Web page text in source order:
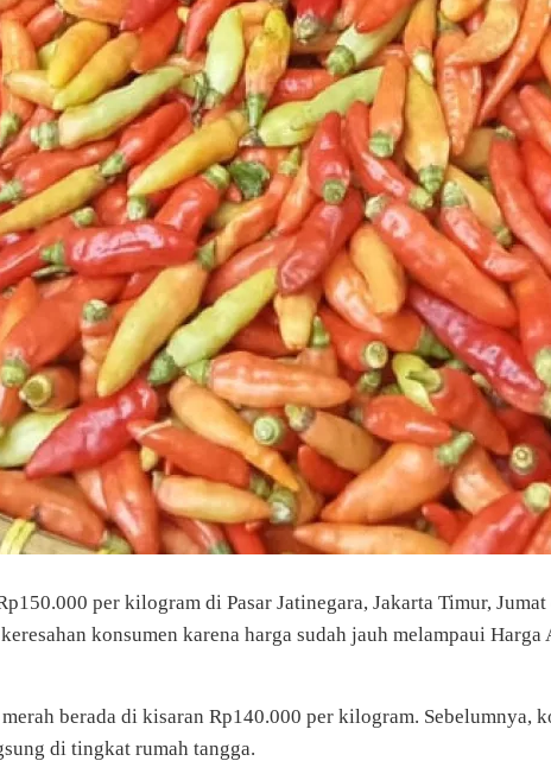
per kilogram di Pasar Jatinegara, Jakarta Timur,
konsumen karena harga sudah jauh melampaui
berada di kisaran Rp140.000 per kilogram.
di tingkat rumah tangga.